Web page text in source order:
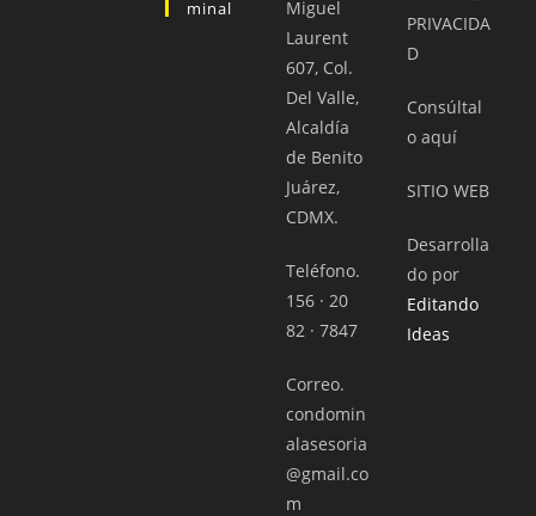
Minal
Miguel
Laurent
607, Col.
Del Valle,
Alcaldía
de Benito
Juárez,
CDMX.
Teléfono.
156 · 20
82 · 7847
Correo.
condomin
alasesoria
@gmail.co
m
PRIVACIDA
D
Consúltal
o aquí
SITIO WEB
Desarrolla
do por
Editando
Ideas